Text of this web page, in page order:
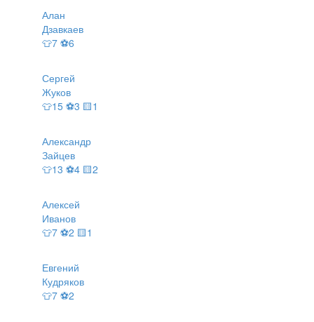
Алан
Дзавкаев
👕7 ⚽6
Сергей
Жуков
👕15 ⚽3 🟨1
Александр
Зайцев
👕13 ⚽4 🟨2
Алексей
Иванов
👕7 ⚽2 🟨1
Евгений
Кудряков
👕7 ⚽2